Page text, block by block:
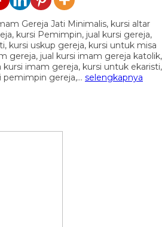
Gereja Jati Minimalis, kursi altar
kursi Pemimpin, jual kursi gereja,
kursi uskup gereja, kursi untuk misa
gereja, jual kursi imam gereja katolik,
kursi imam gereja, kursi untuk ekaristi,
pemimpin gereja,… selengkapnya